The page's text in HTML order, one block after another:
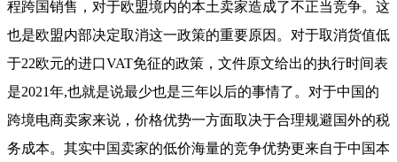
程跨国销售，对于欧盟境内的本土卖家造成了不正当竞争。这
也是欧盟内部决定取消这一政策的重要原因。对于取消货值低
于22欧元的进口VAT免征的政策，文件原文给出的执行时间表
是2021年,也就是说最少也是三年以后的事情了。 对于中国的
跨境电商卖家来说，价格优势一方面取决于合理规避国外的税
务成本。其实中国卖家的低价海量的竞争优势更来自于中国本